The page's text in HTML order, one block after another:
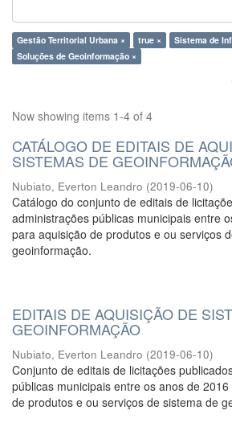
Gestão Territorial Urbana × true ×
Sistema de
Soluções de Geoinformação ×
Now showing items 1-4 of 4
CATÁLOGO DE EDITAIS DE
SISTEMAS DE
Nubiato, Everton Leandro (2019-06-10)
Catálogo do conjunto de editais de
administrações públicas municipais entre
para aquisição de produtos e ou serviços
geoinformação.
EDITAIS DE AQUISIÇÃO DE
GEOINFORMAÇÃO
Nubiato, Everton Leandro (2019-06-10)
Conjunto de editais de licitações
públicas municipais entre os anos de
de produtos e ou serviços de sistema de